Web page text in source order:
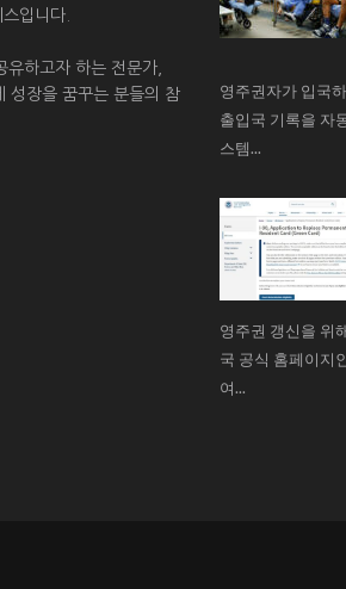
입니다.
유하고자 하는 전문가,
성장을 꿈꾸는 분들의 참
영주권자가 입국
출입국 기록을 자
스템...
영주권 갱신을 위
국 공식 홈페이지
여...